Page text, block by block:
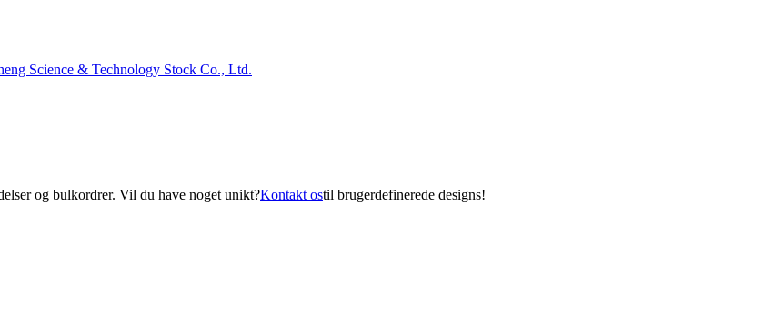
og bulkordrer. Vil du have noget unikt?Kontakt ostil brugerdefinerede designs!